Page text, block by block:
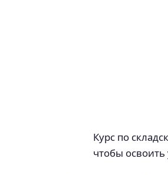
Курс по
чтобы